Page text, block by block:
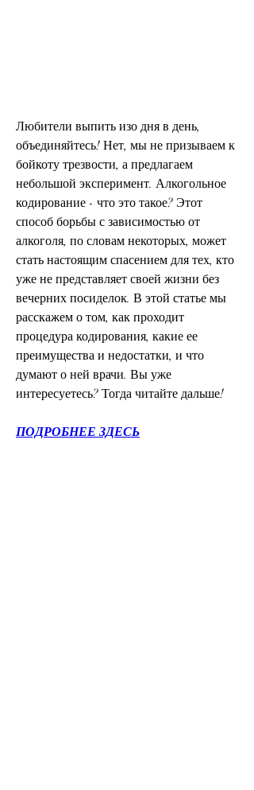
Любители выпить изо дня в день,
объединяйтесь! Нет, мы не призываем к
бойкоту трезвости, а предлагаем
небольшой эксперимент. Алкогольное
кодирование - что это такое? Этот
способ борьбы с зависимостью от
алкоголя, по словам некоторых, может
стать настоящим спасением для тех, кто
уже не представляет своей жизни без
вечерних посиделок. В этой статье мы
расскажем о том, как проходит
процедура кодирования, какие ее
преимущества и недостатки, и что
думают о ней врачи. Вы уже
интересуетесь? Тогда читайте дальше!
ПОДРОБНЕЕ ЗДЕСЬ